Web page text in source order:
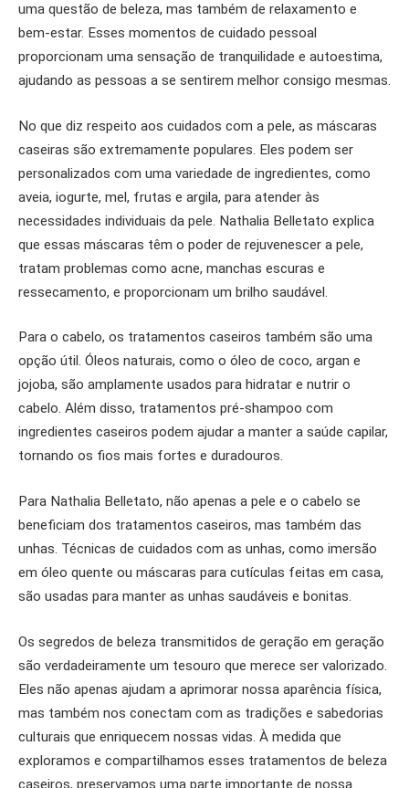
uma questão de beleza, mas também de relaxamento e
bem-estar. Esses momentos de cuidado pessoal
proporcionam uma sensação de tranquilidade e autoestima,
ajudando as pessoas a se sentirem melhor consigo mesmas.
No que diz respeito aos cuidados com a pele, as máscaras
caseiras são extremamente populares. Eles podem ser
personalizados com uma variedade de ingredientes, como
aveia, iogurte, mel, frutas e argila, para atender às
necessidades individuais da pele. Nathalia Belletato explica
que essas máscaras têm o poder de rejuvenescer a pele,
tratam problemas como acne, manchas escuras e
ressecamento, e proporcionam um brilho saudável.
Para o cabelo, os tratamentos caseiros também são uma
opção útil. Óleos naturais, como o óleo de coco, argan e
jojoba, são amplamente usados ​​para hidratar e nutrir o
cabelo. Além disso, tratamentos pré-shampoo com
ingredientes caseiros podem ajudar a manter a saúde capilar,
tornando os fios mais fortes e duradouros.
Para Nathalia Belletato, não apenas a pele e o cabelo se
beneficiam dos tratamentos caseiros, mas também das
unhas. Técnicas de cuidados com as unhas, como imersão
em óleo quente ou máscaras para cutículas feitas em casa,
são usadas para manter as unhas saudáveis ​​e bonitas.
Os segredos de beleza transmitidos de geração em geração
são verdadeiramente um tesouro que merece ser valorizado.
Eles não apenas ajudam a aprimorar nossa aparência física,
mas também nos conectam com as tradições e sabedorias
culturais que enriquecem nossas vidas. À medida que
exploramos e compartilhamos esses tratamentos de beleza
caseiros, preservamos uma parte importante de nossa